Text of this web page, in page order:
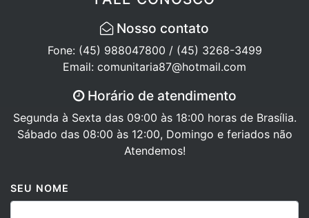
Nosso contato
Fone: (45) 988047800 / (45) 3268-3499
Email: comunitaria87@hotmail.com
Horário de atendimento
Segunda à Sexta das 09:00 às 18:00 horas de Brasília.
Sábado das 08:00 às 12:00, Domingo e feriados não
Atendemos!